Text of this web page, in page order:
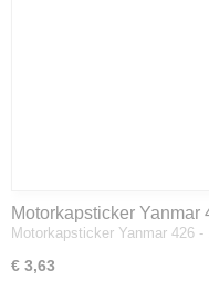
Motorkapsticker Yanmar
Motorkapsticker Yanmar 426
€ 3,63